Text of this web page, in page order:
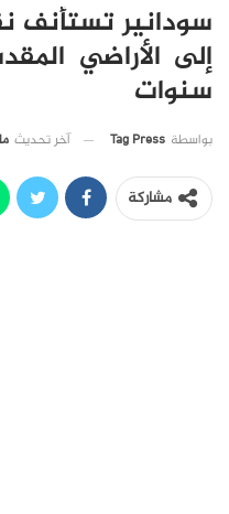
سودانير تستأنف
سنوات
بواسطة Tag Press آخر تحديث
مشاركة